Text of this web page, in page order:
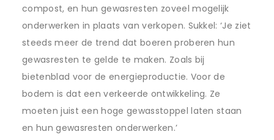
compost, en hun gewasresten zoveel mogelijk
onderwerken in plaats van verkopen. Sukkel: ‘Je ziet
steeds meer de trend dat boeren proberen hun
gewasresten te gelde te maken. Zoals bij
bietenblad voor de energieproductie. Voor de
bodem is dat een verkeerde ontwikkeling. Ze
moeten juist een hoge gewasstoppel laten staan
en hun gewasresten onderwerken.’